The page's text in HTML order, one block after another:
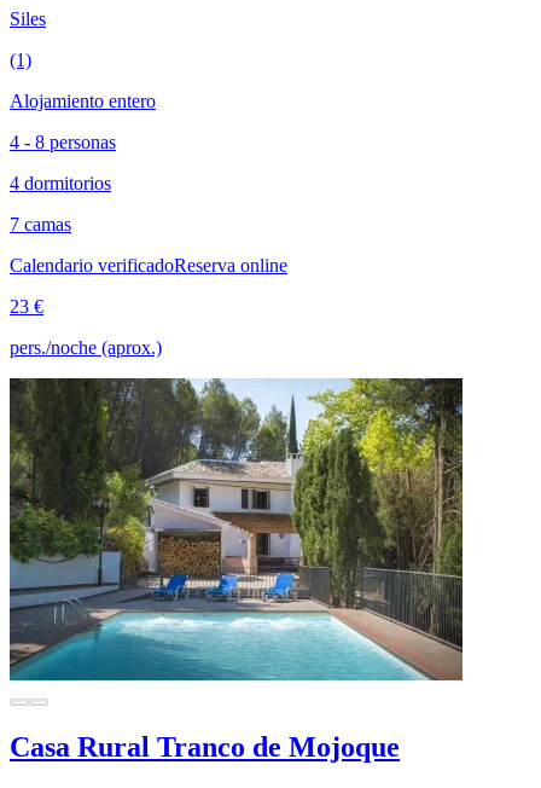
Siles
(1)
Alojamiento entero
4 - 8 personas
4 dormitorios
7 camas
Calendario verificadoReserva online
23 €
pers./noche (aprox.)
Casa Rural Tranco de Mojoque